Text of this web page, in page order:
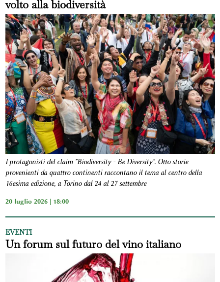
volto alla biodiversità
I protagonisti del claim "Biodiversity - Be Diversity". Otto storie
provenienti da quattro continenti raccontano il tema al centro della
16esima edizione, a Torino dal 24 al 27 settembre
20 luglio 2026 | 18:00
EVENTI
Un forum sul futuro del vino italiano